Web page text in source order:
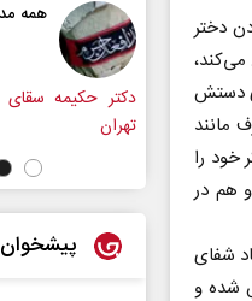
دختر
دستش
مانند
را
هم در
شفای
شده و
حرم هستیم
- استادیار دانشگاه
پیشخوان